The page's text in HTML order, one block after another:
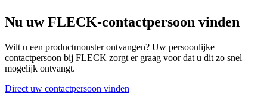
Nu uw FLECK-contactpersoon vinden
Wilt u een productmonster ontvangen? Uw persoonlijke
contactpersoon bij FLECK zorgt er graag voor dat u dit zo snel
mogelijk ontvangt.
Direct uw contactpersoon vinden